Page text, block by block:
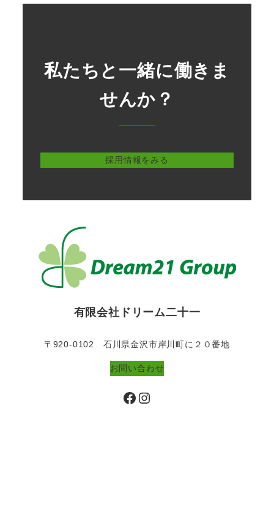
私たちと一緒に働きま
せんか？
採用情報をみる
有限会社ドリーム二十一
〒920-0102 石川県金沢市岸川町に２０番地
お問い合わせ
Facebook Instagram